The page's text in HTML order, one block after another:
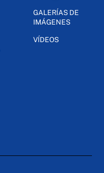
GALERÍAS DE
IMÁGENES
VÍDEOS